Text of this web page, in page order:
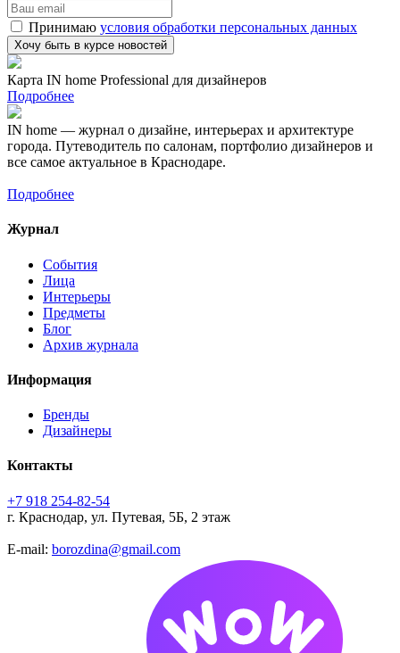
Принимаю условия обработки персональных данных
Карта IN home Professional для дизайнеров
Подробнее
IN home — журнал о дизайне, интерьерах и архитектуре
города. Путеводитель по салонам, портфолио дизайнеров и
все самое актуальное в Краснодаре.
Подробнее
Журнал
События
Лица
Интерьеры
Предметы
Блог
Архив журнала
Информация
Бренды
Дизайнеры
Контакты
+7 918 254-82-54
г. Краснодар, ул. Путевая, 5Б, 2 этаж
E-mail: borozdina@gmail.com